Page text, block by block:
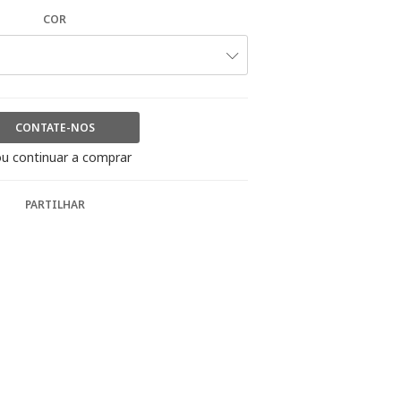
COR
CONTATE-NOS
continuar a comprar
PARTILHAR